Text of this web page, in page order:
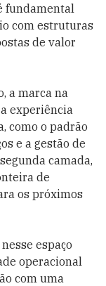
fundamental
com estruturas
de valor
a marca na
experiência
como o padrão
e a gestão de
camada,
de
os próximos
espaço
operacional
com uma